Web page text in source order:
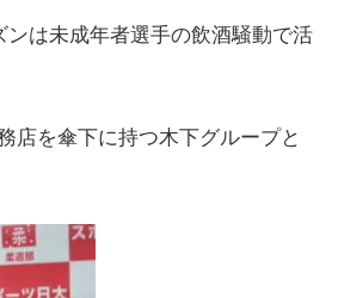
ンは未成年者選手の飲酒騒動で活
店を傘下に持つ木下グループと